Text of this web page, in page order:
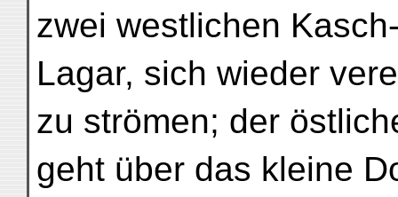
zwei westlichen
Lagar, sich wieder
zu strömen; der
geht über das kleine